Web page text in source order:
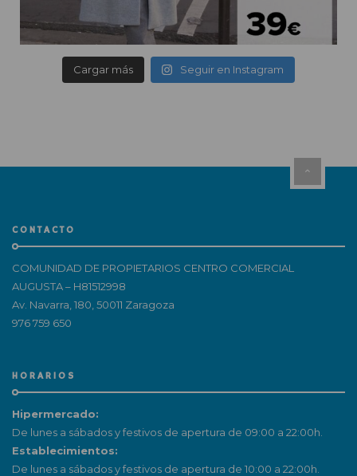
Cargar más Seguir en Instagram
CONTACTO
COMUNIDAD DE PROPIETARIOS CENTRO COMERCIAL
AUGUSTA – H81512998
Av. Navarra, 180, 50011 Zaragoza
976 759 650
HORARIOS
Hipermercado:
De lunes a sábados y festivos de apertura de 09:00 a 22:00h.
Establecimientos:
De lunes a sábados y festivos de apertura de 10:00 a 22:00h.